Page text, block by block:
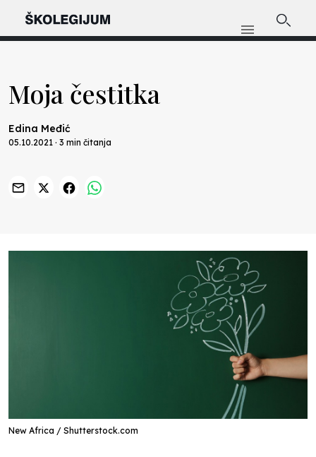
Moja čestitka
Edina Međić
05.10.2021 · 3 min čitanja
New Africa / Shutterstock.com